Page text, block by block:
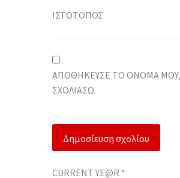
ΙΣΤΌΤΟΠΟΣ
ΑΠΟΘΉΚΕΥΣΕ ΤΟ ΌΝΟΜΆ
ΣΧΟΛΙΆΣΩ.
CURRENT YE@R *